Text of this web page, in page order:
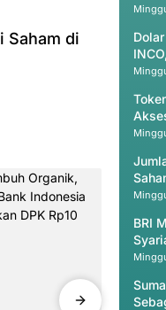
Saham di
BRI